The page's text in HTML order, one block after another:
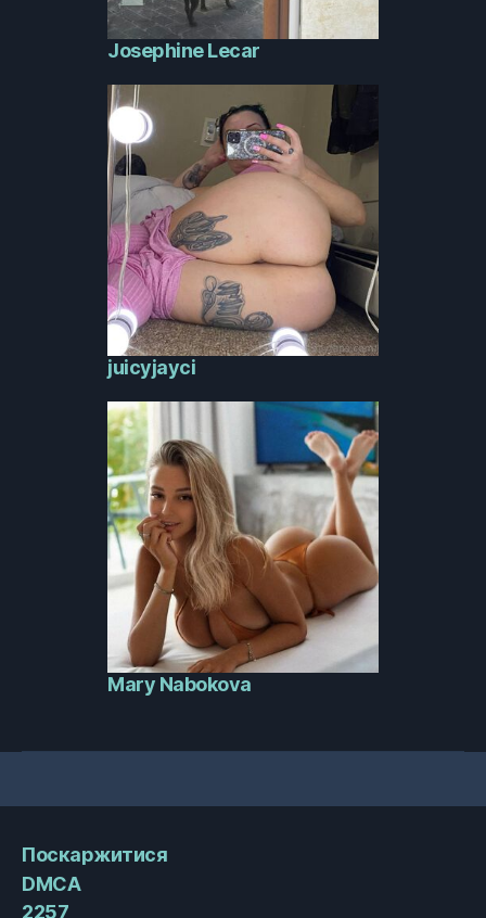
Josephine Lecar
juicyjayci
Mary Nabokova
Поскаржитися
DMCA
2257